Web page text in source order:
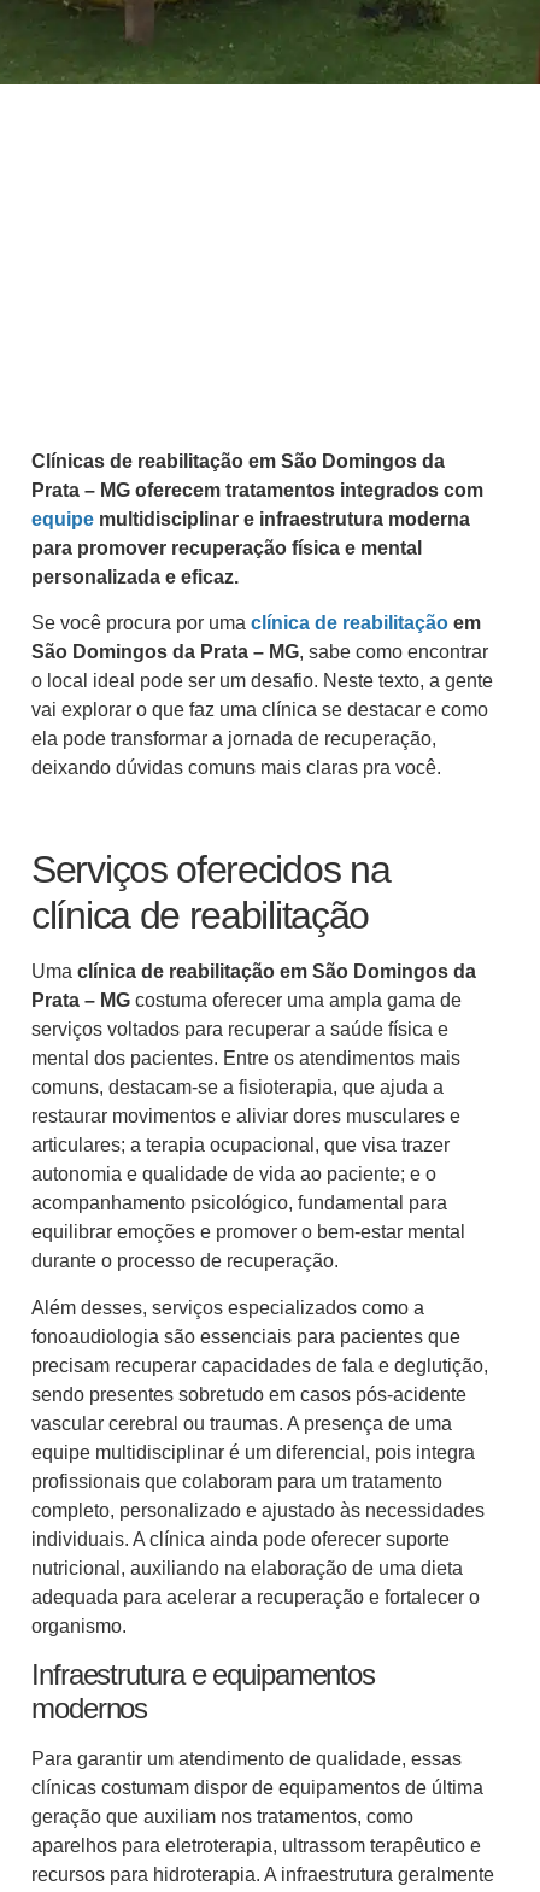
Clínicas de reabilitação em São Domingos da
Prata – MG oferecem tratamentos integrados com
equipe multidisciplinar e infraestrutura moderna
para promover recuperação física e mental
personalizada e eficaz.
Se você procura por uma clínica de reabilitação em
São Domingos da Prata – MG, sabe como encontrar
o local ideal pode ser um desafio. Neste texto, a gente
vai explorar o que faz uma clínica se destacar e como
ela pode transformar a jornada de recuperação,
deixando dúvidas comuns mais claras pra você.
Serviços oferecidos na
clínica de reabilitação
Uma clínica de reabilitação em São Domingos da
Prata – MG costuma oferecer uma ampla gama de
serviços voltados para recuperar a saúde física e
mental dos pacientes. Entre os atendimentos mais
comuns, destacam-se a fisioterapia, que ajuda a
restaurar movimentos e aliviar dores musculares e
articulares; a terapia ocupacional, que visa trazer
autonomia e qualidade de vida ao paciente; e o
acompanhamento psicológico, fundamental para
equilibrar emoções e promover o bem-estar mental
durante o processo de recuperação.
Além desses, serviços especializados como a
fonoaudiologia são essenciais para pacientes que
precisam recuperar capacidades de fala e deglutição,
sendo presentes sobretudo em casos pós-acidente
vascular cerebral ou traumas. A presença de uma
equipe multidisciplinar é um diferencial, pois integra
profissionais que colaboram para um tratamento
completo, personalizado e ajustado às necessidades
individuais. A clínica ainda pode oferecer suporte
nutricional, auxiliando na elaboração de uma dieta
adequada para acelerar a recuperação e fortalecer o
organismo.
Infraestrutura e equipamentos
modernos
Para garantir um atendimento de qualidade, essas
clínicas costumam dispor de equipamentos de última
geração que auxiliam nos tratamentos, como
aparelhos para eletroterapia, ultrassom terapêutico e
recursos para hidroterapia. A infraestrutura geralmente